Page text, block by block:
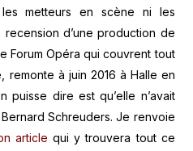
metteurs en scène ni les
recension d’une production de
Forum Opéra qui couvrent tout
remonte à juin 2016 à Halle en
puisse dire est qu’elle n’avait
Schreuders. Je renvoie
article qui y trouvera tout ce